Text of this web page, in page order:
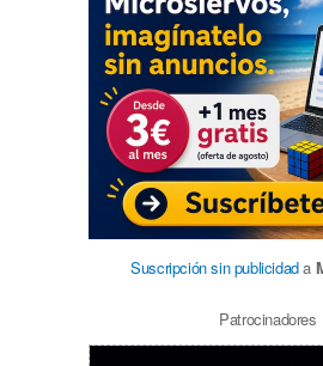
Suscripción sin publicidada
Patrocinadores